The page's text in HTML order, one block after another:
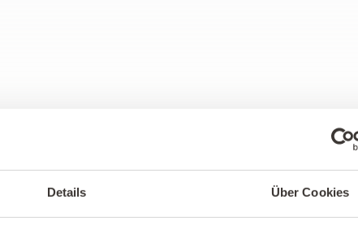
Details Über Cookies